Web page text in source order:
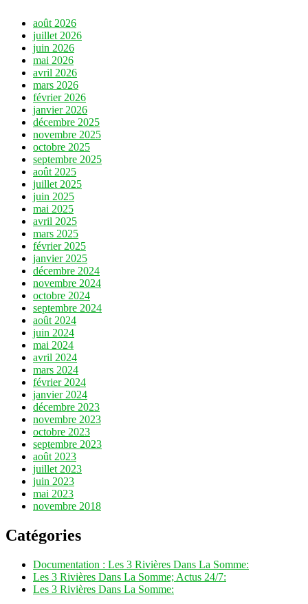
août 2026
juillet 2026
juin 2026
mai 2026
avril 2026
mars 2026
février 2026
janvier 2026
décembre 2025
novembre 2025
octobre 2025
septembre 2025
août 2025
juillet 2025
juin 2025
mai 2025
avril 2025
mars 2025
février 2025
janvier 2025
décembre 2024
novembre 2024
octobre 2024
septembre 2024
août 2024
juin 2024
mai 2024
avril 2024
mars 2024
février 2024
janvier 2024
décembre 2023
novembre 2023
octobre 2023
septembre 2023
août 2023
juillet 2023
juin 2023
mai 2023
novembre 2018
Catégories
Documentation : Les 3 Rivières Dans La Somme:
Les 3 Rivières Dans La Somme; Actus 24/7:
Les 3 Rivières Dans La Somme: